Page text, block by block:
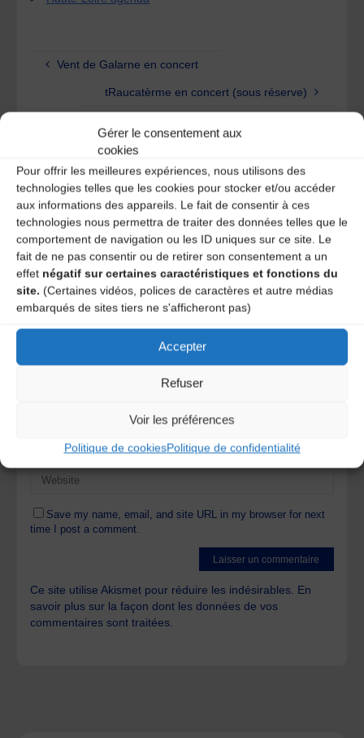
Gérer le consentement aux
cookies
Pour offrir les meilleures expériences, nous utilisons des
technologies telles que les cookies pour stocker et/ou accéder
aux informations des appareils. Le fait de consentir à ces
technologies nous permettra de traiter des données telles que le
comportement de navigation ou les ID uniques sur ce site. Le
fait de ne pas consentir ou de retirer son consentement a un
effet négatif sur certaines caractéristiques et fonctions du
site. (Certaines vidéos, polices de caractères et autre médias
embarqués de sites tiers ne s'afficheront pas)
Accepter
Refuser
Voir les préférences
Politique de cookiesPolitique de confidentialité
Vent de Galarne en concert
tRaucatèrme en concert (sous réserve)
Laisser un
commentaire
Votre adresse e-mail ne sera pas publiée. Les champs
obligatoires sont indiqués avec
Save my name, email, and site URL in my browser for next
time I post a comment.
Ce site utilise Akismet pour réduire les indésirables. En
savoir plus sur la façon dont les données de vos
commentaires sont traitées.